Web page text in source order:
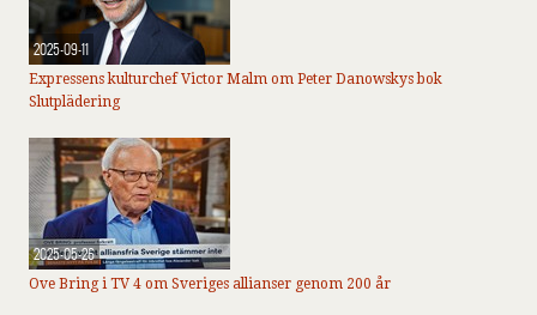
2025-09-11
Expressens kulturchef Victor Malm om Peter Danowskys bok
Slutplädering
2025-05-26
Ove Bring i TV 4 om Sveriges allianser genom 200 år